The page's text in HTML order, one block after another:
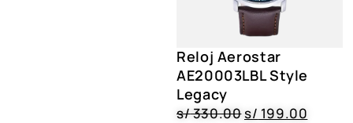
Reloj Aerostar
AE20003LBL Style
Legacy
s/330.00s/ 199.00